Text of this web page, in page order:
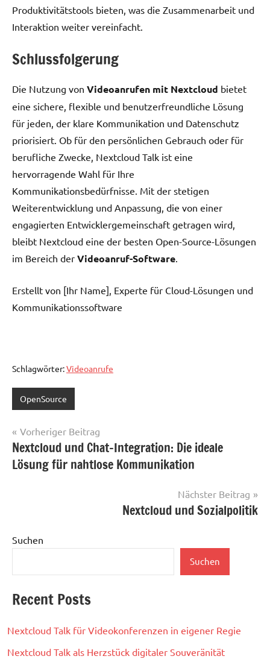
Produktivitätstools bieten, was die Zusammenarbeit und
Interaktion weiter vereinfacht.
Schlussfolgerung
Die Nutzung von Videoanrufen mit Nextcloud bietet
eine sichere, flexible und benutzerfreundliche Lösung
für jeden, der klare Kommunikation und Datenschutz
priorisiert. Ob für den persönlichen Gebrauch oder für
berufliche Zwecke, Nextcloud Talk ist eine
hervorragende Wahl für Ihre
Kommunikationsbedürfnisse. Mit der stetigen
Weiterentwicklung und Anpassung, die von einer
engagierten Entwicklergemeinschaft getragen wird,
bleibt Nextcloud eine der besten Open-Source-Lösungen
im Bereich der Videoanruf-Software.
Erstellt von [Ihr Name], Experte für Cloud-Lösungen und
Kommunikationssoftware
Schlagwörter:Videoanrufe
OpenSource
Beitragsnavigation
Vorheriger Beitrag
Nextcloud und Chat-Integration: Die ideale
Lösung für nahtlose Kommunikation
Nächster Beitrag
Nextcloud und Sozialpolitik
Suchen
Suchen
Recent Posts
Nextcloud Talk für Videokonferenzen in eigener Regie
Nextcloud Talk als Herzstück digitaler Souveränität